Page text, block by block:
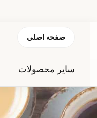
صفحه اصلی
سایر محصولات